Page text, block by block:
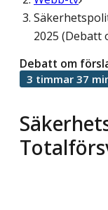
2025 (Debatt
Debatt om
3 timmar 37